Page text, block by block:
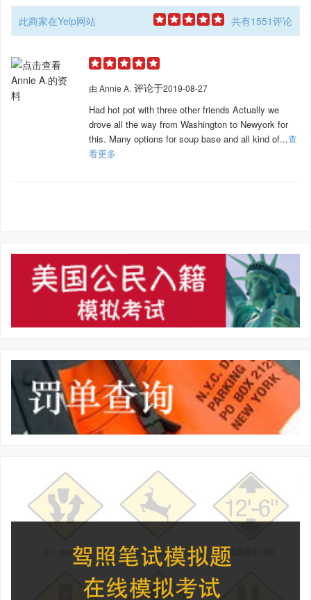
此商家在Yelp网站 共有1551评论
由 Annie A. 评论于2019-08-27
Had hot pot with three other friends Actually we
drove all the way from Washington to Newyork for
this. Many options for soup base and all kind of...查
看更多